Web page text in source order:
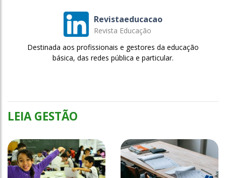
Revistaeducacao
Revista Educação
Destinada aos profissionais e gestores da educação
básica, das redes pública e particular.
LEIA GESTÃO